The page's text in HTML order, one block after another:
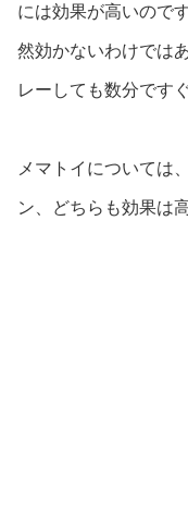
には効果が高いので
然効かないわけでは
レーしても数分です
メマトイについては
ン、どちらも効果は